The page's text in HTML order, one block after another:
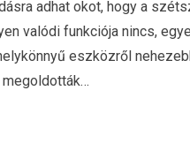
adhat okot, hogy a
valódi funkciója nincs,
eszközről